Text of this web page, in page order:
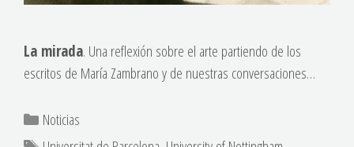
La mirada. Una reflexión sobre el arte partiendo de los
escritos de María Zambrano y de nuestras conversaciones…
Noticias